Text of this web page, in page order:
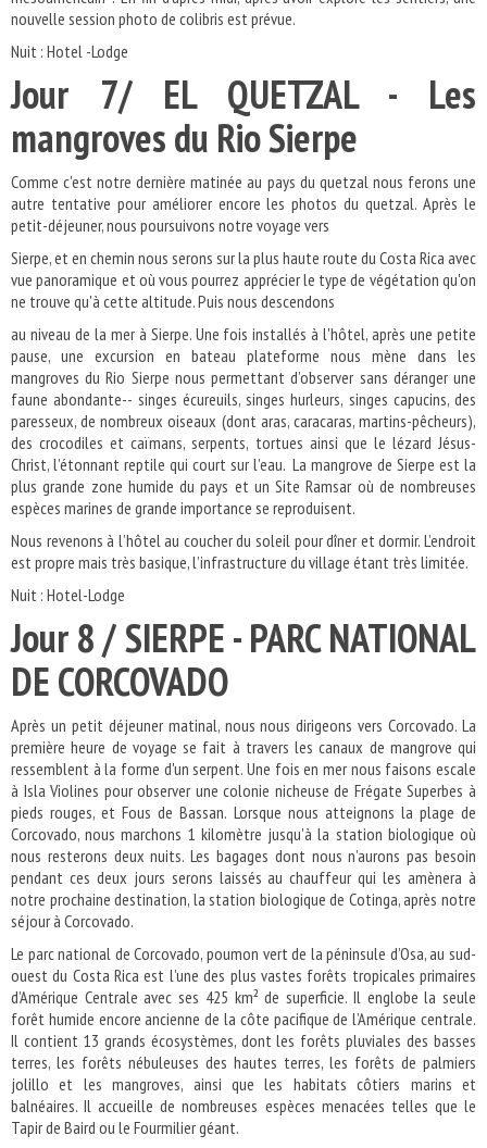
nouvelle session photo de colibris est prévue.
Nuit : Hotel -Lodge
Jour 7/ EL QUETZAL - Les
mangroves du Rio Sierpe
Comme c'est notre dernière matinée au pays du quetzal nous ferons une
autre tentative pour améliorer encore les photos du quetzal. Après le
petit-déjeuner, nous poursuivons notre voyage vers
Sierpe, et en chemin nous serons sur la plus haute route du Costa Rica avec
vue panoramique et où vous pourrez apprécier le type de végétation qu'on
ne trouve qu'à cette altitude. Puis nous descendons
au niveau de la mer à Sierpe. Une fois installés à l'hôtel, après une petite
pause, une excursion en bateau plateforme nous mène dans les
mangroves du Rio Sierpe nous permettant d’observer sans déranger une
faune abondante-- singes écureuils, singes hurleurs, singes capucins, des
paresseux, de nombreux oiseaux (dont aras, caracaras, martins-pêcheurs),
des crocodiles et caïmans, serpents, tortues ainsi que le lézard Jésus-
Christ, l’étonnant reptile qui court sur l’eau. La mangrove de Sierpe est la
plus grande zone humide du pays et un Site Ramsar où de nombreuses
espèces marines de grande importance se reproduisent.
Nous revenons à l’hôtel au coucher du soleil pour dîner et dormir. L’endroit
est propre mais très basique, l’infrastructure du village étant très limitée.
Nuit : Hotel-Lodge
Jour 8 / SIERPE - PARC NATIONAL
DE CORCOVADO
Après un petit déjeuner matinal, nous nous dirigeons vers Corcovado. La
première heure de voyage se fait à travers les canaux de mangrove qui
ressemblent à la forme d'un serpent. Une fois en mer nous faisons escale
à Isla Violines pour observer une colonie nicheuse de Frégate Superbes à
pieds rouges, et Fous de Bassan. Lorsque nous atteignons la plage de
Corcovado, nous marchons 1 kilomètre jusqu'à la station biologique où
nous resterons deux nuits. Les bagages dont nous n’aurons pas besoin
pendant ces deux jours serons laissés au chauffeur qui les amènera à
notre prochaine destination, la station biologique de Cotinga, après notre
séjour à Corcovado.
Le parc national de Corcovado, poumon vert de la péninsule d’Osa, au sud-
ouest du Costa Rica est l’une des plus vastes forêts tropicales primaires
d’Amérique Centrale avec ses 425 km² de superficie. Il englobe la seule
forêt humide encore ancienne de la côte pacifique de l’Amérique centrale.
Il contient 13 grands écosystèmes, dont les forêts pluviales des basses
terres, les forêts nébuleuses des hautes terres, les forêts de palmiers
jolillo et les mangroves, ainsi que les habitats côtiers marins et
balnéaires. Il accueille de nombreuses espèces menacées telles que le
Tapir de Baird ou le Fourmilier géant.